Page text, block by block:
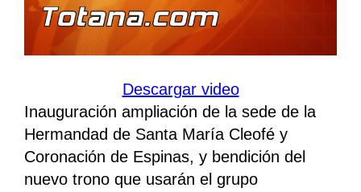
Descargar video
Inauguración ampliación de la sede de la
Hermandad de Santa María Cleofé y
Coronación de Espinas, y bendición del
nuevo trono que usarán el grupo